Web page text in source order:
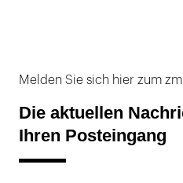
Melden Sie sich hier zum
Die aktuellen
Ihren Posteingang